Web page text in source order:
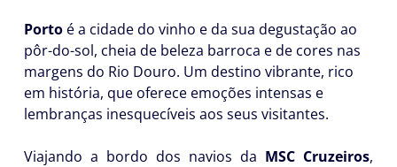
Porto é a cidade do vinho e da sua degustação ao
pôr-do-sol, cheia de beleza barroca e de cores nas
margens do Rio Douro. Um destino vibrante, rico
em história, que oferece emoções intensas e
lembranças inesquecíveis aos seus visitantes.
Viajando a bordo dos navios da MSC Cruzeiros,